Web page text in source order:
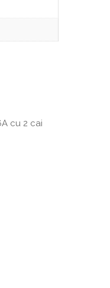
cu 2 cai